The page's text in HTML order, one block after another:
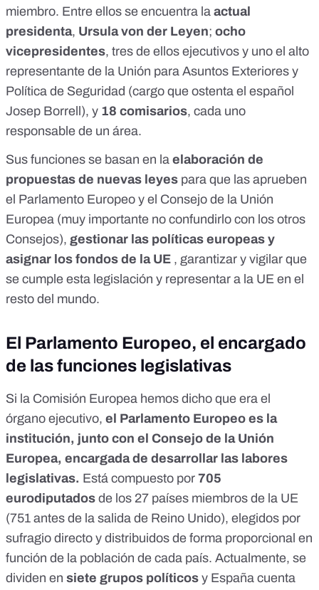
miembro. Entre ellos se encuentra la actual
presidenta, Ursula von der Leyen; ocho
vicepresidentes, tres de ellos ejecutivos y uno el alto
representante de la Unión para Asuntos Exteriores y
Política de Seguridad (cargo que ostenta el español
Josep Borrell ), y 18 comisarios, cada uno
responsable de un área.
Sus funciones se basan en la elaboración de
propuestas de nuevas leyes para que las aprueben
el Parlamento Europeo y el Consejo de la Unión
Europea (muy importante no confundirlo con los otros
Consejos), gestionar las políticas europeas y
asignar los fondos de la UE , garantizar y vigilar que
se cumple esta legislación y representar a la UE en el
resto del mundo.
El Parlamento Europeo, el encargado
de las funciones legislativas
Si la Comisión Europea hemos dicho que era el
órgano ejecutivo, el Parlamento Europeo es la
institución, junto con el Consejo de la Unión
Europea, encargada de desarrollar las labores
legislativas. Está compuesto por 705
eurodiputados de los 27 países miembros de la UE
(751 antes de la salida de Reino Unido), elegidos por
sufragio directo y distribuidos de forma proporcional en
función de la población de cada país. Actualmente, se
dividen en siete grupos políticos y España cuenta